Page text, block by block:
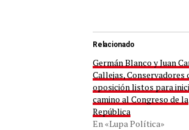
Relacionado
Germán Blanco y Juan
Callejas, Conservadores
oposición listos para
camino al Congreso de la
República
En «Lupa Política»